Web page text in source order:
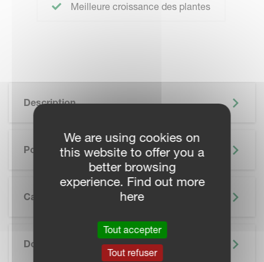
Meilleure croissance des plantes
Description
Points Forts
Caractéristiques
Documentation
We are using cookies on
this website to offer you a
better browsing
experience. Find out more
here
Tout accepter
Tout refuser